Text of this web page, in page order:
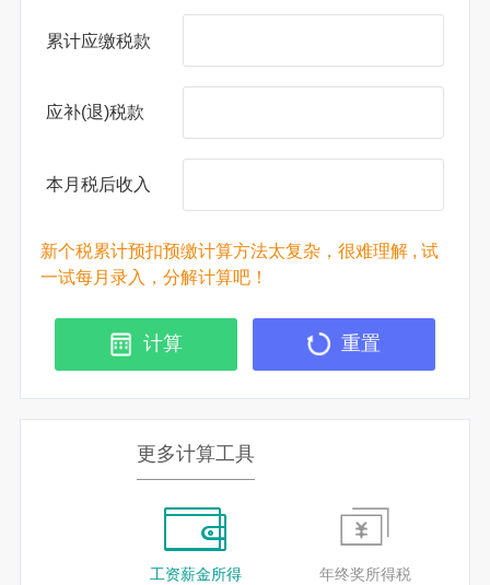
累计应缴税款
应补(退)税款
本月税后收入
新个税累计预扣预缴计算方法太复杂，很难理解 , 试
一试每月录入，分解计算吧！
计算 重置
更多计算工具
工资薪金所得 年终奖所得税